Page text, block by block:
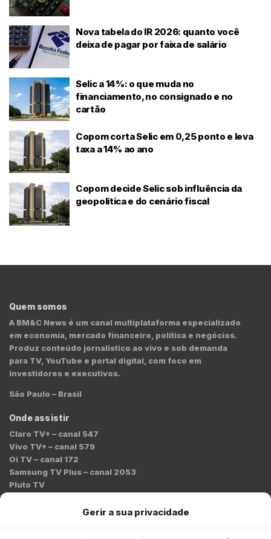
Gerir a sua privacidade
Nova tabela do IR 2026: quanto você
deixa de pagar por faixa de salário
Selic a 14%: o que muda no
financiamento, no consignado e no
cartão
Copom corta Selic em 0,25 ponto e leva
taxa a 14% ao ano
Copom decide Selic sob influência da
geopolítica e do cenário fiscal
Quem somos
A BM&C News é um canal multiplataforma especializado
em economia, mercado financeiro, política e negócios.
Produz conteúdo jornalístico ao vivo e sob demanda
para TV, YouTube e portal digital, com foco em
investidores e executivos.
São Paulo – Brasil
Onde assistir
Claro TV+ – canal 547
Vivo TV+ – canal 579
Oi TV – canal 172
Samsung TV Plus – canal 2053
Pluto TV